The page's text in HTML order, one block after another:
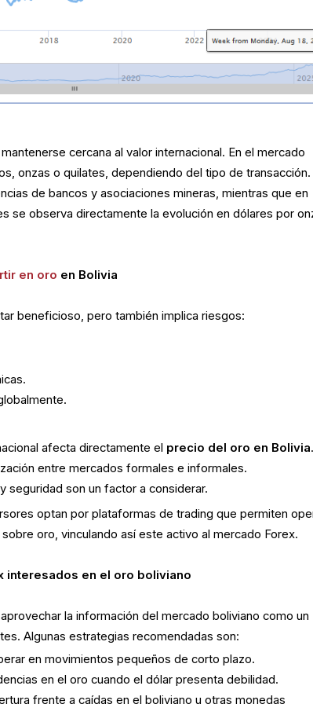
cercana al valor internacional. En el mercado
onzas o quilates, dependiendo del tipo de transacción.
de bancos y asociaciones mineras, mientras que en
se observa directamente la evolución en dólares por
en oro en Bolivia
beneficioso, pero también implica riesgos:
afecta directamente el precio del oro en Bolivia
entre mercados formales e informales.
seguridad son un factor a considerar.
optan por plataformas de trading que permiten
oro, vinculando así este activo al mercado Forex.
interesados en el oro boliviano
la información del mercado boliviano como un
Algunas estrategias recomendadas son:
en movimientos pequeños de corto plazo.
en el oro cuando el dólar presenta debilidad.
frente a caídas en el boliviano u otras monedas